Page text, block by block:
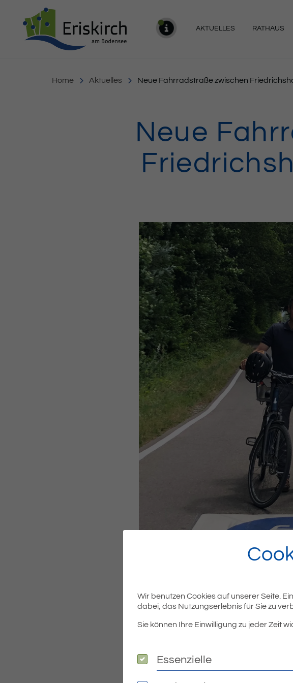
AKTUELLES RATHAUS
Home Aktuelles Neue Fahrradstraße zwischen
Neue
Radlerinnen und Radler können sich
und Eriskirch, der parallel zur B 31 verläuft,
„Der Bodenseekreis hat es sich zum Ziel
Wir benutzen Cookies auf unserer Seite.
dabei, das Nutzungserlebnis für Sie zu
Sie können Ihre Einwilligung zu jeder Zeit
Essenzielle
Essenzielle